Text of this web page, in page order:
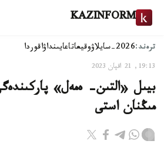
KAZINFORM
ترەند:2026-سايلاۋ وقيعاتاعايىنداۋاقوردا
19:13, 21 اقپان 2023
مىڭنان استى